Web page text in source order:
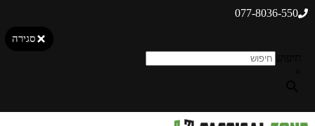
077-8036-550
סגירה